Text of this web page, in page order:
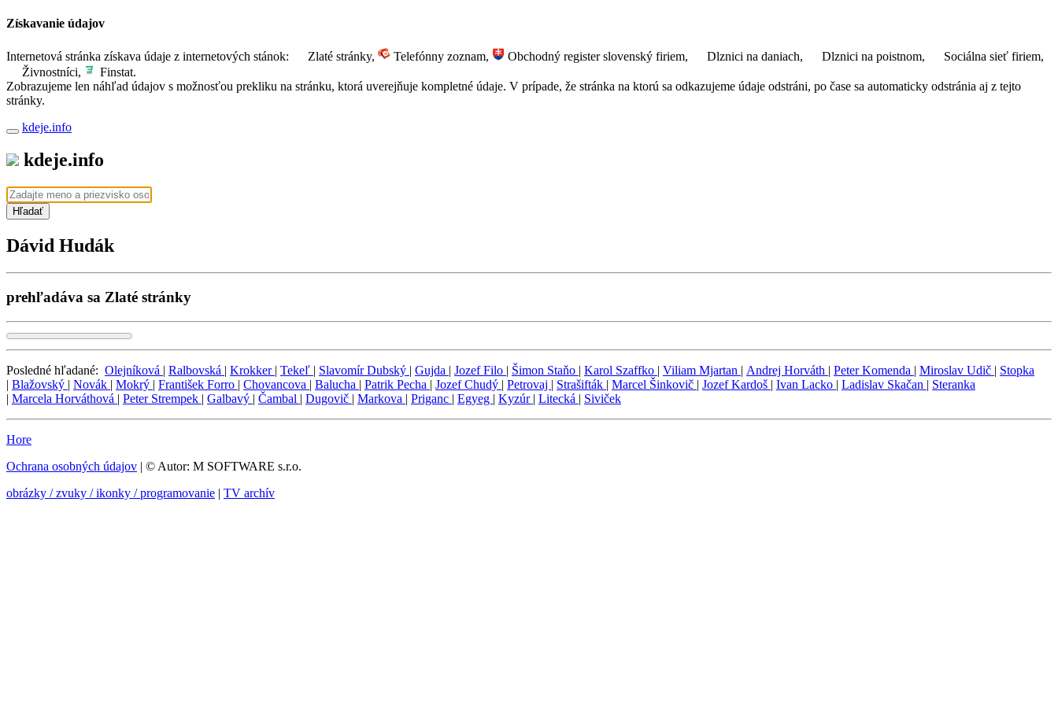
Získavanie údajov
Internetová stránka získava údaje z internetových stánok: Zlaté stránky, Telefónny zoznam, Obchodný register slovenský firiem, Dlznici na daniach, Dlznici na poistnom,
Sociálna sieť firiem,
Živnostníci,
Finstat.
Zobrazujeme len náhľad údajov s možnosťou prekliku na stránku, ktorá uverejňuje kompletné údaje. V prípade, že stránka na ktorú sa odkazujeme údaje odstráni, po čase sa automaticky odstránia aj z tejto
stránky.
kdeje.info
kdeje.info
Hľadať
Dávid Hudák
prehľadáva sa Zlaté stránky
Posledné hľadané: Olejníková | Ralbovská | Krokker | Tekeľ | Slavomír Dubský | Gujda | Jozef Filo | Šimon Staňo | Karol Szaffko | Viliam Mjartan | Andrej Horváth | Peter Komenda | Miroslav Udič | Stopka
| Blažovský | Novák | Mokrý | František Forro | Chovancova | Balucha | Patrik Pecha | Jozef Chudý | Petrovaj | Strašifták | Marcel Šinkovič | Jozef Kardoš | Ivan Lacko | Ladislav Skačan | Steranka
| Marcela Horváthová | Peter Strempek | Galbavý | Čambal | Dugovič | Markova | Priganc | Egyeg | Kyzúr | Litecká | Siviček
Hore
Ochrana osobných údajov | © Autor: M SOFTWARE s.r.o.
obrázky / zvuky / ikonky / programovanie | TV archív